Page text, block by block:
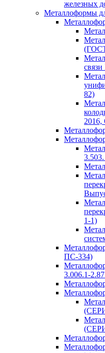
железных
Металлоформы
82)
2016,
1-1)
ПС-334)
3.006.1-